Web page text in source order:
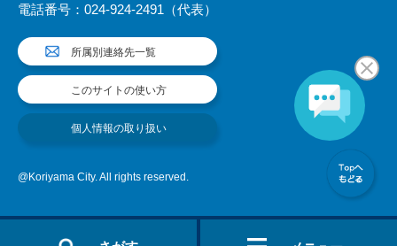
電話番号：024-924-2491（代表）
所属別連絡先一覧
このサイトの使い方
個人情報の取り扱い
@Koriyama City. All rights reserved.